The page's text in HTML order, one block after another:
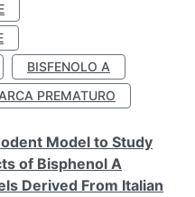
BISFENOLO A
PREMATURO
Model to Study
of Bisphenol A
Derived From Italian